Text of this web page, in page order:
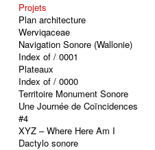
Projets
Plan architecture
Werviqaceae
Navigation Sonore (Wallonie)
Index of / 0001
Plateaux
Index of / 0000
Territoire Monument Sonore
Une Journée de Coïncidences
#4
XYZ – Where Here Am I
Dactylo sonore